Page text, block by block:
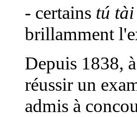
- certains tú tài
brillamment
Depuis 1838,
réussir un
admis à